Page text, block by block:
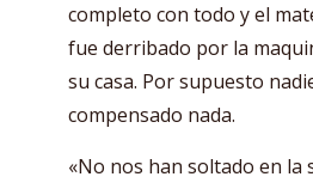
completo con todo y el
fue derribado por la
su casa. Por supuesto
compensado nada.
«No nos han soltado en la